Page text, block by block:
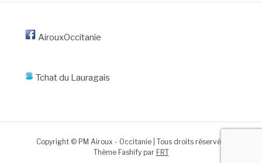
AirouxOccitanie
Tchat du Lauragais
Copyright © PM Airoux - Occitanie | Tous droits réservés.
Thème Fashify par FRT